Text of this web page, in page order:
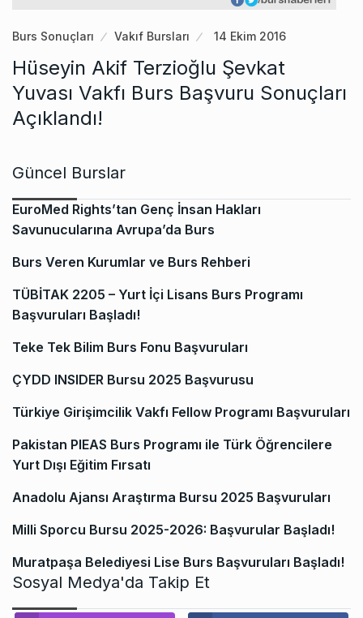
Burs Sonuçları Vakıf Bursları 14 Ekim 2016
Hüseyin Akif Terzioğlu Şevkat
Yuvası Vakfı Burs Başvuru Sonuçları
Açıklandı!
Güncel Burslar
EuroMed Rights’tan Genç İnsan Hakları
Savunucularına Avrupa’da Burs
Burs Veren Kurumlar ve Burs Rehberi
TÜBİTAK 2205 – Yurt İçi Lisans Burs Programı
Başvuruları Başladı!
Teke Tek Bilim Burs Fonu Başvuruları
ÇYDD INSIDER Bursu 2025 Başvurusu
Türkiye Girişimcilik Vakfı Fellow Programı Başvuruları
Pakistan PIEAS Burs Programı ile Türk Öğrencilere
Yurt Dışı Eğitim Fırsatı
Anadolu Ajansı Araştırma Bursu 2025 Başvuruları
Milli Sporcu Bursu 2025-2026: Başvurular Başladı!
Muratpaşa Belediyesi Lise Burs Başvuruları Başladı!
Sosyal Medya'da Takip Et